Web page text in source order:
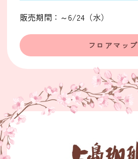
販売期間：～6/24（水）
フロアマップ